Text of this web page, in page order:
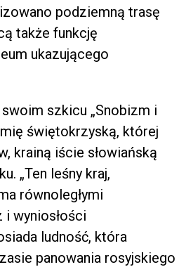
podziemną trasę
także funkcję
ukazującego
szkicu „Snobizm i
świętokrzyską, której
krainą iście słowiańską
„Ten leśny kraj,
równoległymi
i wyniosłości
ludność, która
panowania rosyjskiego